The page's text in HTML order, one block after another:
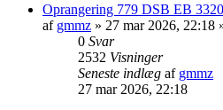
Oprangering 779 DSB EB
af gmmz » 27 mar 2026, 22:18
0 Svar
2532 Visninger
Seneste indlæg af gmmz
27 mar 2026, 22:18